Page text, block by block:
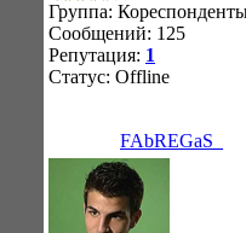
Группа:
Сообщений: 125
Репутация: 1
Статус: Offline
FAbREGaS_